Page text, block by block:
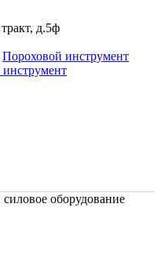
д.5ф
Пороховой инструмент
оборудование